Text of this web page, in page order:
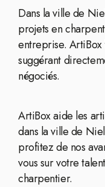
Dans la ville de
projets en
entreprise.
suggérant
négociés.
ArtiBox aide les
dans la ville de
profitez de nos
vous sur votre
charpentier.